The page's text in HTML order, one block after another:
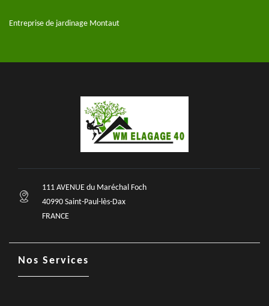
Entreprise de jardinage Montaut
111 AVENUE du Maréchal Foch
40990 Saint-Paul-lès-Dax
FRANCE
Nos Services